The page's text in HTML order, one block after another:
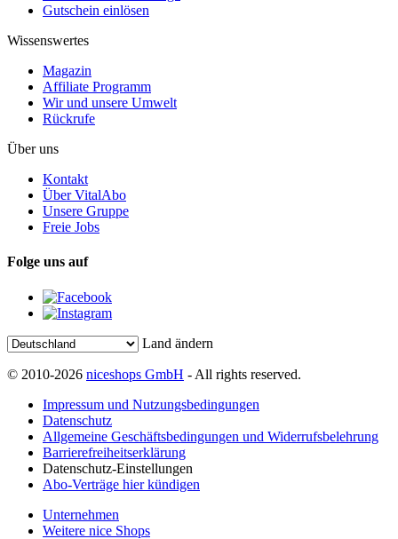
Gutschein einlösen
Wissenswertes
Magazin
Affiliate Programm
Wir und unsere Umwelt
Rückrufe
Über uns
Kontakt
Über VitalAbo
Unsere Gruppe
Freie Jobs
Folge uns auf
Land ändern
© 2010-2026 niceshops GmbH - All rights reserved.
Impressum und Nutzungsbedingungen
Datenschutz
Allgemeine Geschäftsbedingungen und Widerrufsbelehrung
Barrierefreiheitserklärung
Datenschutz-Einstellungen
Abo-Verträge hier kündigen
Unternehmen
Weitere nice Shops